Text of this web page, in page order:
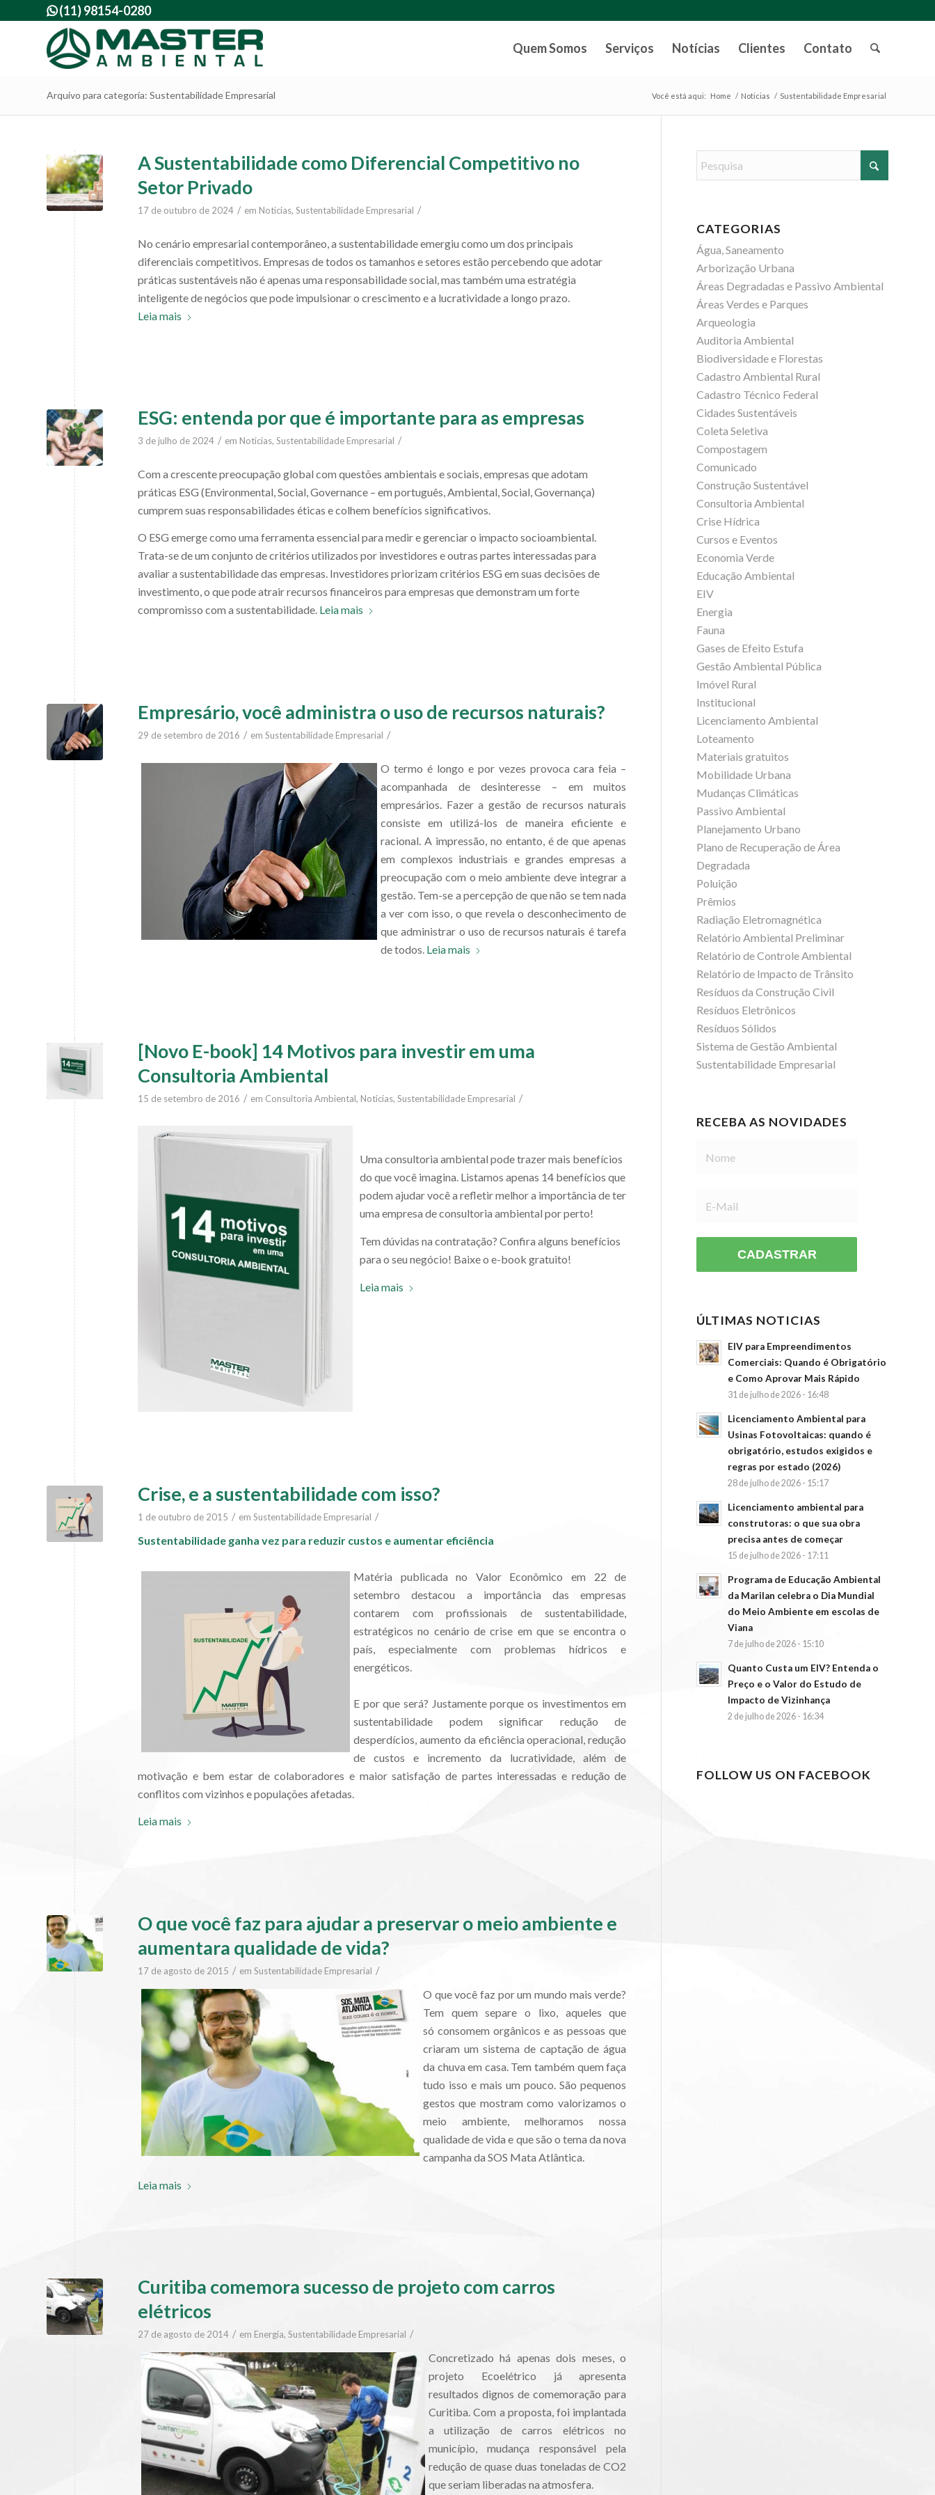
(11) 98154-0280
Quem Somos Serviços Notícias Clientes Contato
Arquivo para categoria: Sustentabilidade Empresarial Você está aqui: Home / Noticias / Sustentabilidade Empresarial
A Sustentabilidade como Diferencial Competitivo no
Setor Privado
17 de outubro de 2024 / em Noticias, Sustentabilidade Empresarial /
No cenário empresarial contemporâneo, a sustentabilidade emergiu como um dos principais
diferenciais competitivos. Empresas de todos os tamanhos e setores estão percebendo que adotar
práticas sustentáveis não é apenas uma responsabilidade social, mas também uma estratégia
inteligente de negócios que pode impulsionar o crescimento e a lucratividade a longo prazo.
Leia mais
ESG: entenda por que é importante para as empresas
3 de julho de 2024 / em Noticias, Sustentabilidade Empresarial /
Com a crescente preocupação global com questões ambientais e sociais, empresas que adotam
práticas ESG (Environmental, Social, Governance – em português, Ambiental, Social, Governança)
cumprem suas responsabilidades éticas e colhem benefícios significativos.
O ESG emerge como uma ferramenta essencial para medir e gerenciar o impacto socioambiental.
Trata-se de um conjunto de critérios utilizados por investidores e outras partes interessadas para
avaliar a sustentabilidade das empresas. Investidores priorizam critérios ESG em suas decisões de
investimento, o que pode atrair recursos financeiros para empresas que demonstram um forte
compromisso com a sustentabilidade. Leia mais
Empresário, você administra o uso de recursos naturais?
29 de setembro de 2016 / em Sustentabilidade Empresarial /
O termo é longo e por vezes provoca cara feia –
acompanhada de desinteresse – em muitos
empresários. Fazer a gestão de recursos naturais
consiste em utilizá-los de maneira eficiente e
racional. A impressão, no entanto, é de que apenas
em complexos industriais e grandes empresas a
preocupação com o meio ambiente deve integrar a
gestão. Tem-se a percepção de que não se tem nada
a ver com isso, o que revela o desconhecimento de
que administrar o uso de recursos naturais é tarefa
de todos. Leia mais
[Novo E-book] 14 Motivos para investir em uma
Consultoria Ambiental
15 de setembro de 2016 / em Consultoria Ambiental, Noticias, Sustentabilidade Empresarial /
Uma consultoria ambiental pode trazer mais benefícios
do que você imagina. Listamos apenas 14 benefícios que
podem ajudar você a refletir melhor a importância de ter
uma empresa de consultoria ambiental por perto!
Tem dúvidas na contratação? Confira alguns benefícios
para o seu negócio! Baixe o e-book gratuito!
Leia mais
Crise, e a sustentabilidade com isso?
1 de outubro de 2015 / em Sustentabilidade Empresarial /
Sustentabilidade ganha vez para reduzir custos e aumentar eficiência
Matéria publicada no Valor Econômico em 22 de
setembro destacou a importância das empresas
contarem com profissionais de sustentabilidade,
estratégicos no cenário de crise em que se encontra o
país, especialmente com problemas hídricos e
energéticos.
E por que será? Justamente porque os investimentos em
sustentabilidade podem significar redução de
desperdícios, aumento da eficiência operacional, redução
de custos e incremento da lucratividade, além de
motivação e bem estar de colaboradores e maior satisfação de partes interessadas e redução de
conflitos com vizinhos e populações afetadas.
Leia mais
O que você faz para ajudar a preservar o meio ambiente e
aumentara qualidade de vida?
17 de agosto de 2015 / em Sustentabilidade Empresarial /
O que você faz por um mundo mais verde?
Tem quem separe o lixo, aqueles que
só consomem orgânicos e as pessoas que
criaram um sistema de captação de água
da chuva em casa. Tem também quem faça
tudo isso e mais um pouco. São pequenos
gestos que mostram como valorizamos o
meio ambiente, melhoramos nossa
qualidade de vida e que são o tema da nova
campanha da SOS Mata Atlântica.
Leia mais
Curitiba comemora sucesso de projeto com carros
elétricos
27 de agosto de 2014 / em Energia, Sustentabilidade Empresarial /
Concretizado há apenas dois meses, o
projeto Ecoelétrico já apresenta
resultados dignos de comemoração para
Curitiba. Com a proposta, foi implantada
a utilização de carros elétricos no
município, mudança responsável pela
redução de quase duas toneladas de CO2
que seriam liberadas na atmosfera.
CATEGORIAS
Água, Saneamento
Arborização Urbana
Áreas Degradadas e Passivo Ambiental
Áreas Verdes e Parques
Arqueologia
Auditoria Ambiental
Biodiversidade e Florestas
Cadastro Ambiental Rural
Cadastro Técnico Federal
Cidades Sustentáveis
Coleta Seletiva
Compostagem
Comunicado
Construção Sustentável
Consultoria Ambiental
Crise Hídrica
Cursos e Eventos
Economia Verde
Educação Ambiental
EIV
Energia
Fauna
Gases de Efeito Estufa
Gestão Ambiental Pública
Imóvel Rural
Institucional
Licenciamento Ambiental
Loteamento
Materiais gratuitos
Mobilidade Urbana
Mudanças Climáticas
Passivo Ambiental
Planejamento Urbano
Plano de Recuperação de Área
Degradada
Poluição
Prêmios
Radiação Eletromagnética
Relatório Ambiental Preliminar
Relatório de Controle Ambiental
Relatório de Impacto de Trânsito
Resíduos da Construção Civil
Resíduos Eletrônicos
Resíduos Sólidos
Sistema de Gestão Ambiental
Sustentabilidade Empresarial
RECEBA AS NOVIDADES
ÚLTIMAS NOTICIAS
EIV para Empreendimentos
Comerciais: Quando é Obrigatório
e Como Aprovar Mais Rápido
31 de julho de 2026 - 16:48
Licenciamento Ambiental para
Usinas Fotovoltaicas: quando é
obrigatório, estudos exigidos e
regras por estado (2026)
28 de julho de 2026 - 15:17
Licenciamento ambiental para
construtoras: o que sua obra
precisa antes de começar
15 de julho de 2026 - 17:11
Programa de Educação Ambiental
da Marilan celebra o Dia Mundial
do Meio Ambiente em escolas de
Viana
7 de julho de 2026 - 15:10
Quanto Custa um EIV? Entenda o
Preço e o Valor do Estudo de
Impacto de Vizinhança
2 de julho de 2026 - 16:34
FOLLOW US ON FACEBOOK